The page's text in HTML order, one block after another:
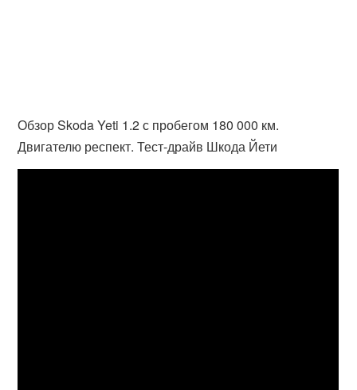
Обзор Skoda Yeti 1.2 с пробегом 180 000 км.
Двигателю респект. Тест-драйв Шкода Йети